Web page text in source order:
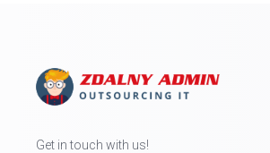
Get in touch with us!